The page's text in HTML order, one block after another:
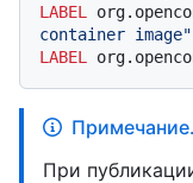
LABEL
container image"
LABEL
Примечание.
При